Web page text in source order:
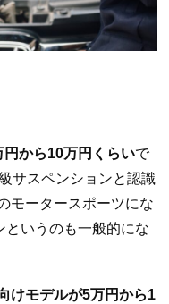
から10万円くらいで
サスペンションと認識
モータースポーツにな
というのも一般的にな
けモデルが5万円から1